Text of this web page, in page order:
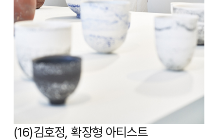
(16)김호정, 확장형 아티스트